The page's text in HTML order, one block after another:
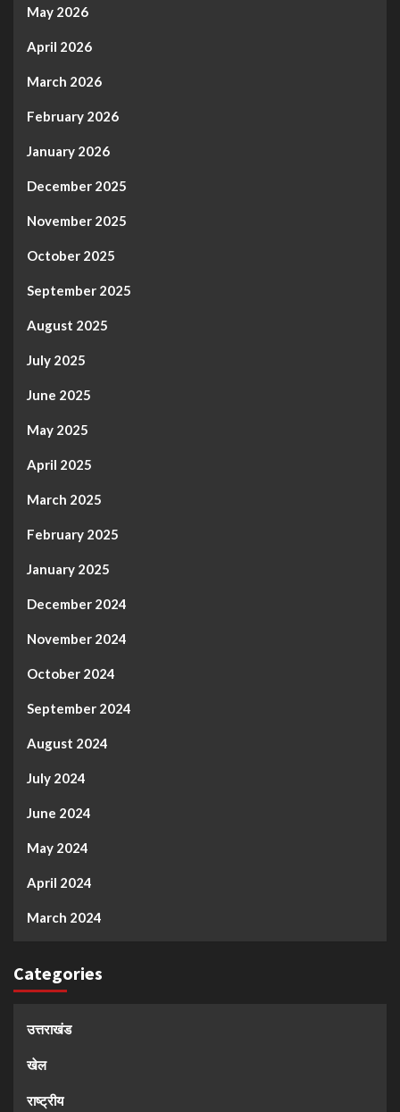
May 2026
April 2026
March 2026
February 2026
January 2026
December 2025
November 2025
October 2025
September 2025
August 2025
July 2025
June 2025
May 2025
April 2025
March 2025
February 2025
January 2025
December 2024
November 2024
October 2024
September 2024
August 2024
July 2024
June 2024
May 2024
April 2024
March 2024
Categories
उत्तराखंड
खेल
राष्ट्रीय